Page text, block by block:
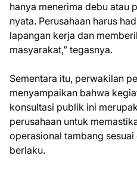
hanya menerima debu atau
nyata. Perusahaan harus
lapangan kerja dan
masyarakat,” tegasnya.
Sementara itu, perwakilan
menyampaikan bahwa
konsultasi publik ini
perusahaan untuk
operasional tambang
berlaku.